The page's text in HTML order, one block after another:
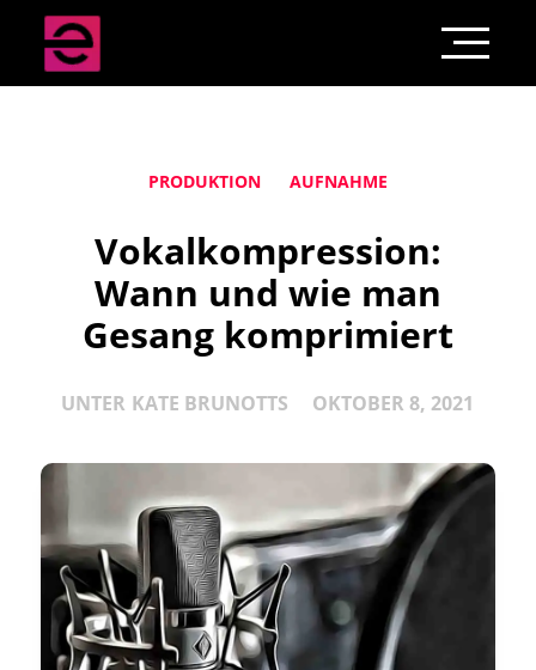
PRODUKTION AUFNAHME
Vokalkompression:
Wann und wie man
Gesang komprimiert
UNTER KATE BRUNOTTS OKTOBER 8, 2021